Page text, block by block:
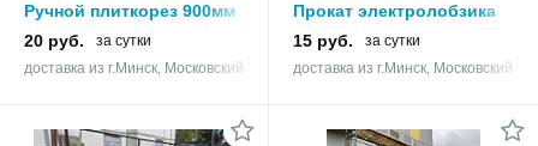
Ручной плиткорез 900мм
STARTUL EXPERT в
20 руб.
за сутки
доставка из г.Минск, Московский
Прокат электролобзика
Makita 4329
15 руб.
за сутки
доставка из г.Минск, Московский